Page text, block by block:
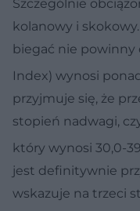
Szczególnie
kolanowy i
biegać nie powinny
Index) wynosi
przyjmuje się, że
stopień nadwagi,
który wynosi 30,0-
jest definitywnie
wskazuje na trzeci